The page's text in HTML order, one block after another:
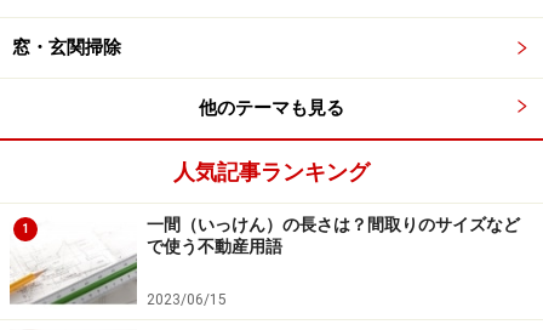
窓・玄関掃除
他のテーマも見る
人気記事ランキング
1
一間（いっけん）の長さは？間取りのサイズなど
で使う不動産用語
2023/06/15